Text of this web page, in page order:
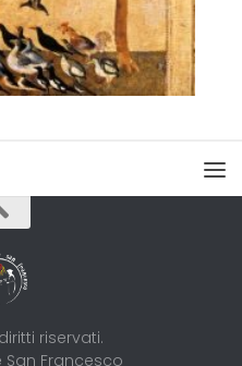
riservati.
Francesco